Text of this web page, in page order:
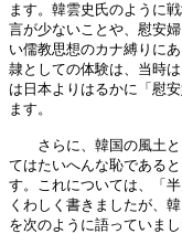
ます。韓雲史氏のように
言が少ないことや、慰安
い儒教思想のカナ縛りに
隷としての体験は、当時
は日本よりはるかに「慰
ます。
さらに、韓国の風土と
てはたいへんな恥である
す。これについては、「
くわしく書きましたが、
を次のように語っていまし